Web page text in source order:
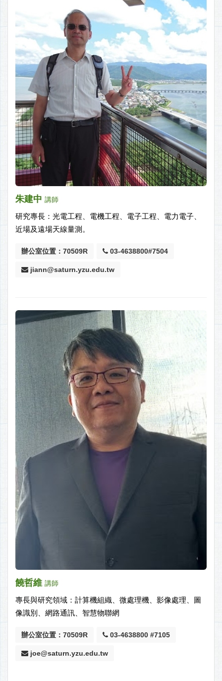
朱建中 講師
研究專長：光電工程、電機工程、電子工程、電力電子、
近場及遠場天線量測。
辦公室位置：70509R 03-4638800#7504
jiann@saturn.yzu.edu.tw
饒哲維 講師
專長與研究領域：計算機組織、微處理機、影像處理、圖
像識別、網路通訊、智慧物聯網
辦公室位置：70509R 03-4638800 #7105
joe@saturn.yzu.edu.tw